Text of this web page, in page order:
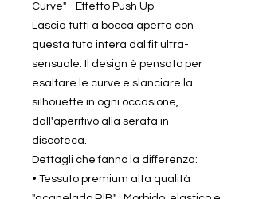
Curve" - Effetto Push Up
Lascia tutti a bocca aperta con
questa tuta intera dal fit ultra-
sensuale. Il design è pensato per
esaltare le curve e slanciare la
silhouette in ogni occasione,
dall'aperitivo alla serata in
discoteca.
Dettagli che fanno la differenza:
• Tessuto premium alta qualità